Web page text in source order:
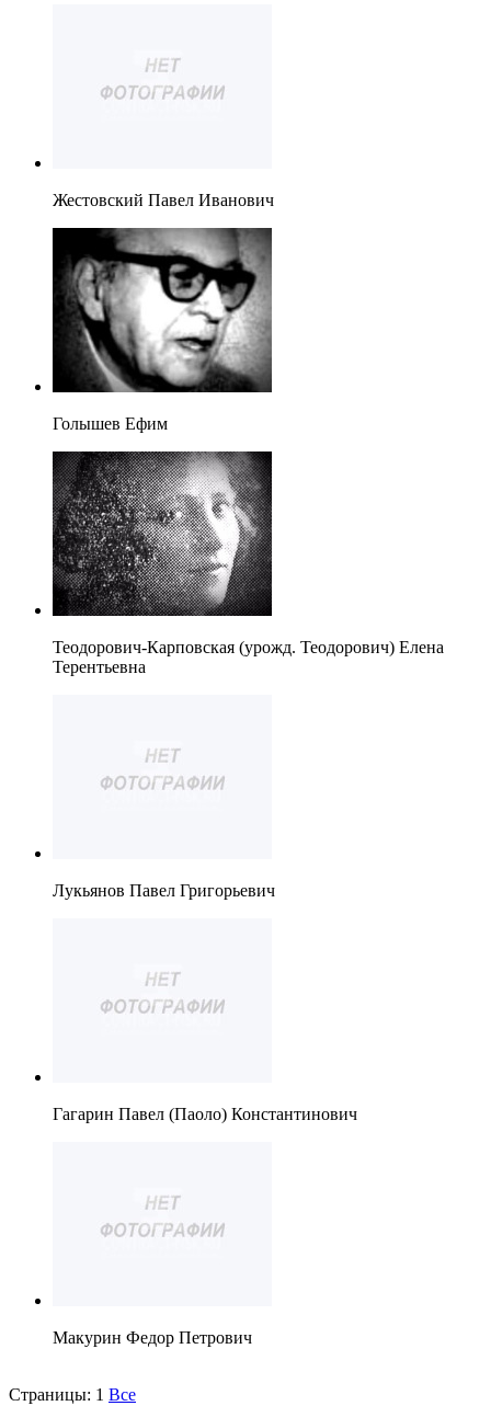
Жестовский Павел Иванович
Голышев Ефим
Теодорович-Карповская (урожд. Теодорович) Елена
Терентьевна
Лукьянов Павел Григорьевич
Гагарин Павел (Паоло) Константинович
Макурин Федор Петрович
Страницы: 1 Все